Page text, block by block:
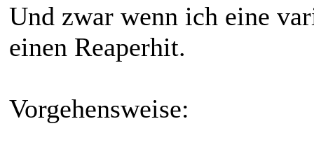
Und zwar wenn ich eine
einen Reaperhit.
Vorgehensweise: